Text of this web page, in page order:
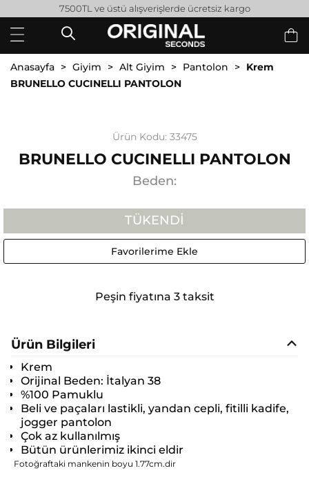
7500TL ve üstü alışverişlerde ücretsiz kargo
Anasayfa Giyim Alt Giyim Pantolon
Krem
BRUNELLO CUCINELLI PANTOLON
Ürün Kodu: 33475
BRUNELLO CUCINELLI PANTOLON
Beden:
TÜKENDI
Favorilerime Ekle
Peşin fiyatına 3 taksit
Ürün Bilgileri
Krem
Orijinal Beden: İtalyan 38
%100 Pamuklu
Beli ve paçaları lastikli, yandan cepli, fitilli kadife,
jogger pantolon
Çok az kullanılmış
Bütün ürünlerimiz ikinci eldir
Fotoğraftaki mankenin boyu 1.77cm.dir